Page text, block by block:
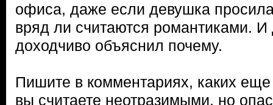
офиса, даже если девушка
вряд ли считаются романтиками. И
доходчиво объяснил почему.
Пишите в комментариях, каких
вы считаете неотразимыми, но